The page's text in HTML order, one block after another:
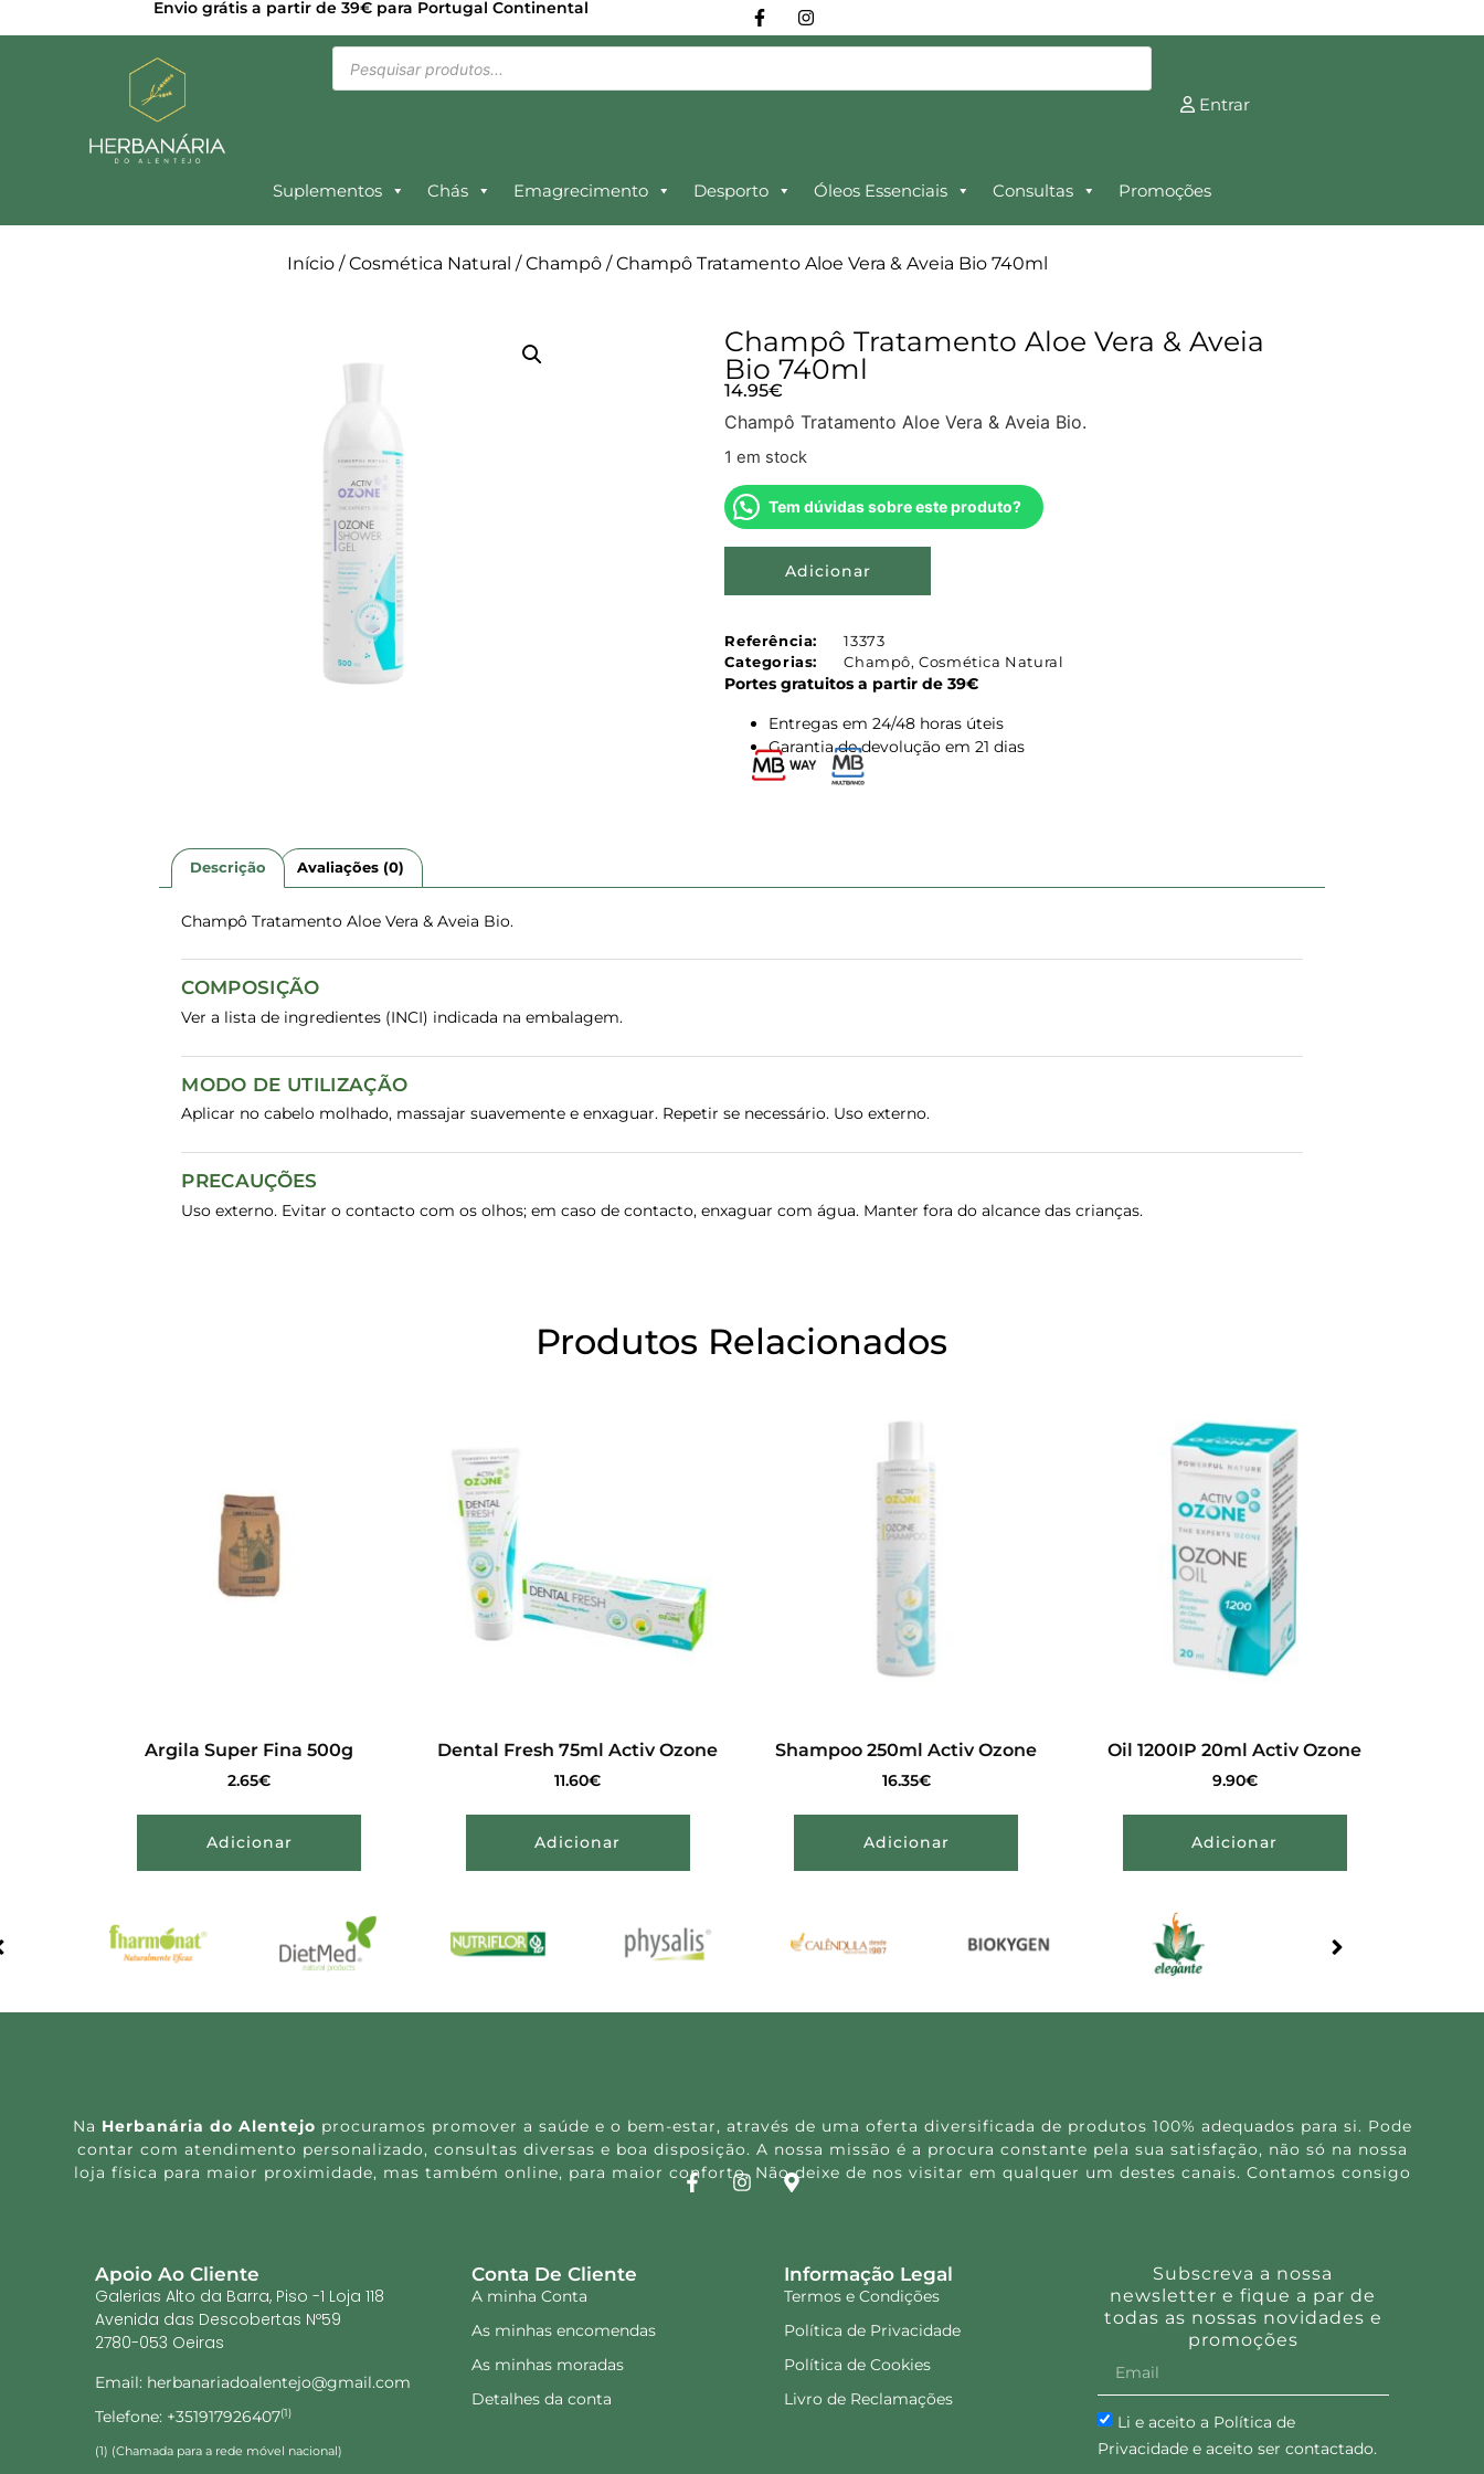
Envio grátis a partir de 39€ para Portugal Continental
Entrar
Suplementos Chás Emagrecimento Desporto Óleos Essenciais Consultas Promoções
Início /Cosmética Natural /Champô / Champô Tratamento Aloe Vera & Aveia Bio 740ml
Champô Tratamento Aloe Vera & Aveia
Bio 740ml
14.95€
Champô Tratamento Aloe Vera & Aveia Bio.
1 em stock
Tem dúvidas sobre este produto?
Adicionar
Referência:
13373
Categorias:
Champô,Cosmética Natural
Portes gratuitos a partir de 39€
Entregas em 24/48 horas úteis
Garantia de devolução em 21 dias
Descrição Avaliações (0)
Champô Tratamento Aloe Vera & Aveia Bio.
COMPOSIÇÃO
Ver a lista de ingredientes (INCI) indicada na embalagem.
MODO DE UTILIZAÇÃO
Aplicar no cabelo molhado, massajar suavemente e enxaguar. Repetir se necessário. Uso externo.
PRECAUÇÕES
Uso externo. Evitar o contacto com os olhos; em caso de contacto, enxaguar com água. Manter fora do alcance das crianças.
Produtos Relacionados
Argila Super Fina 500g
2.65€
Adicionar
Dental Fresh 75ml Activ Ozone
11.60€
Adicionar
Shampoo 250ml Activ Ozone
16.35€
Adicionar
Oil 1200IP 20ml Activ Ozone
9.90€
Adicionar
Na Herbanária do Alentejo procuramos promover a saúde e o bem-estar, através de uma oferta diversificada de produtos 100% adequados para si. Pode
contar com atendimento personalizado, consultas diversas e boa disposição. A nossa missão é a procura constante pela sua satisfação, não só na nossa
loja física para maior proximidade, mas também online, para maior conforto. Não deixe de nos visitar em qualquer um destes canais. Contamos consigo
Apoio Ao Cliente
Galerias Alto da Barra, Piso -1 Loja 118
Avenida das Descobertas Nº59
2780-053 Oeiras
Email: herbanariadoalentejo@gmail.com
Telefone: +351917926407(1)
(1) (Chamada para a rede móvel nacional)
Conta De Cliente
A minha Conta
As minhas encomendas
As minhas moradas
Detalhes da conta
Informação Legal
Termos e Condições
Política de Privacidade
Política de Cookies
Livro de Reclamações
Subscreva a nossa
newsletter e fique a par de
todas as nossas novidades e
promoções
Li e aceito a Política de
Privacidade e aceito ser contactado.